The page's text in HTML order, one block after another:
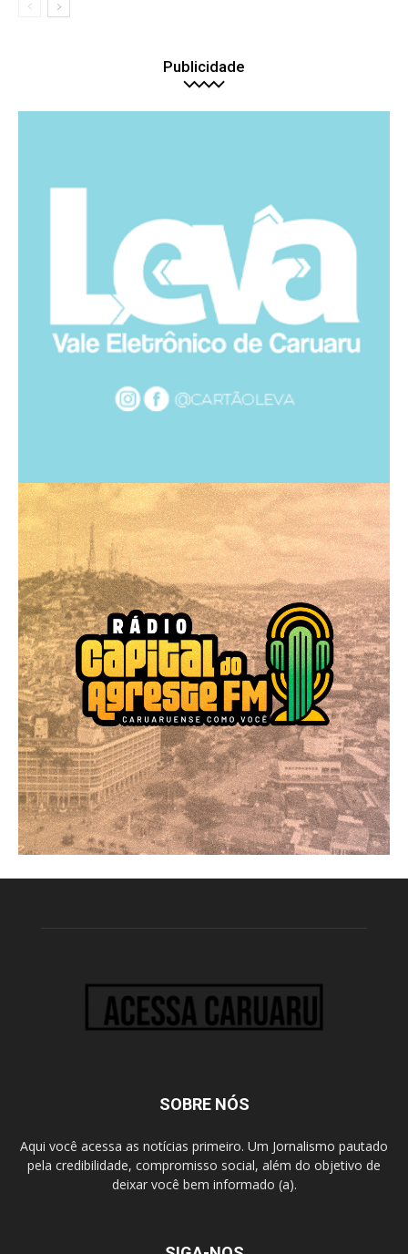
Publicidade
SOBRE NÓS
Aqui você acessa as notícias primeiro. Um Jornalismo pautado
pela credibilidade, compromisso social, além do objetivo de
deixar você bem informado (a).